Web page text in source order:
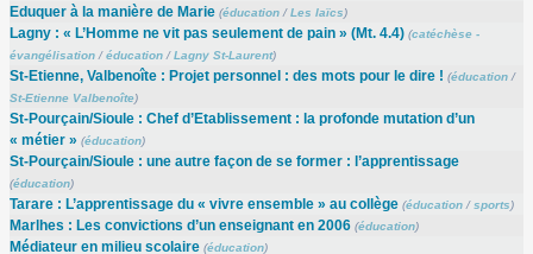
Eduquer à la manière de Marie (éducation/Les laïcs)
Lagny : « L’Homme ne vit pas seulement de pain » (Mt. 4.4) (catéchèse -
évangélisation/éducation/Lagny St-Laurent)
St-Etienne, Valbenoîte : Projet personnel : des mots pour le dire ! (éducation/
St-Etienne Valbenoîte)
St-Pourçain/Sioule : Chef d’Etablissement : la profonde mutation d’un
« métier » (éducation)
St-Pourçain/Sioule : une autre façon de se former : l’apprentissage
(éducation)
Tarare : L’apprentissage du « vivre ensemble » au collège (éducation/sports)
Marlhes : Les convictions d’un enseignant en 2006 (éducation)
Médiateur en milieu scolaire (éducation)